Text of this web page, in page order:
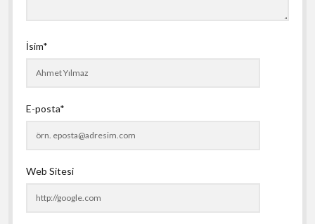
İsim*
E-posta*
Web Sitesi